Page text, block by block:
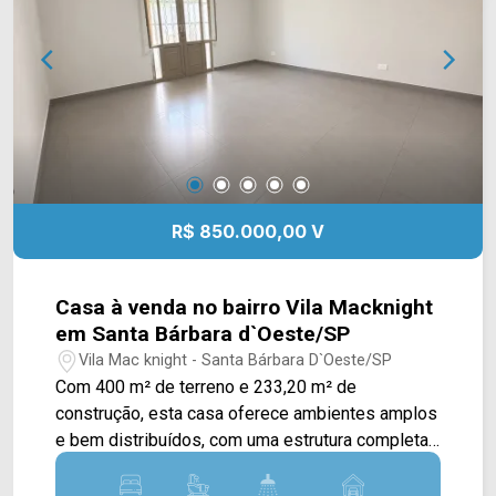
de terreno; 5 banheiros; 6 vagas rotativas.
Localizado na Rua Dom Pedro II, em
Americana/SP, com acesso às principais vias da
região e ao centro da cidade. Entre em contato
com a equipe da Arbix Imóveis e agende sua
Arbix Imóveis - Presente em cada momento.
R$ 850.000,00 V
Casa à venda no bairro Vila Macknight
em Santa Bárbara d`Oeste/SP
Vila Mac knight - Santa Bárbara D`Oeste/SP
Com 400 m² de terreno e 233,20 m² de
construção, esta casa oferece ambientes amplos
e bem distribuídos, com uma estrutura completa
para quem busca conforto e praticidade em uma